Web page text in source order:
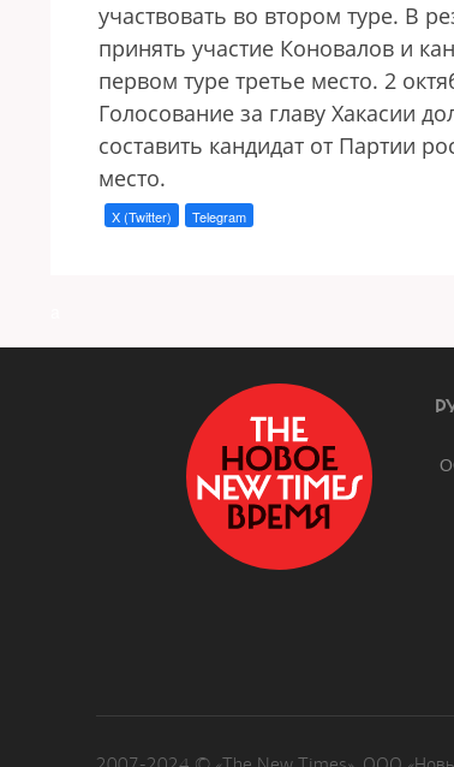
участвовать во втором туре. В
принять участие Коновалов и
первом туре третье место. 2
Голосование за главу Хакасии
составить кандидат от Партии
место.
X (Twitter) Telegram